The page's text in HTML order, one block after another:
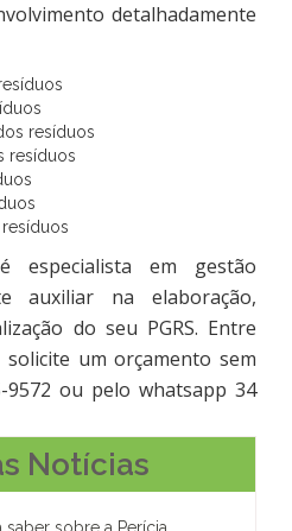
detalhadamente
resíduos
resíduos
especialista em gestão
auxiliar na elaboração,
do seu PGRS. Entre
um orçamento sem
9572 ou pelo whatsapp 34
Notícias